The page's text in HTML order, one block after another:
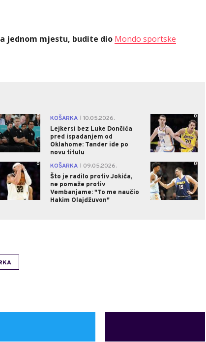
jednom mjestu, budite dio Mondo sportske
0 KOŠARKA
10.05.2026.
Lejkersi bez Luke Dončića
pred ispadanjem od
Oklahome: Tander ide po
novu titulu
0
0 KOŠARKA
09.05.2026.
Što je radilo protiv Jokića,
ne pomaže protiv
Vembanjame: "To me naučio
Hakim Olajdžuvon"
0